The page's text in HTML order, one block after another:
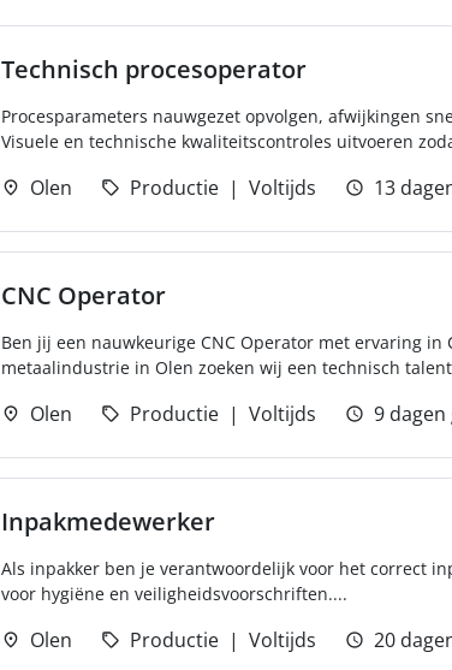
Technisch procesoperator
Procesparameters nauwgezet opvolgen, afwijkingen
Visuele en technische kwaliteitscontroles uitvoeren
Olen Productie Voltijds 13
CNC Operator
Ben jij een nauwkeurige CNC Operator met ervaring
metaalindustrie in Olen zoeken wij een technisch
Olen Productie Voltijds 9 dagen
Inpakmedewerker
Als inpakker ben je verantwoordelijk voor het correct
voor hygiëne en veiligheidsvoorschriften....
Olen Productie Voltijds 20